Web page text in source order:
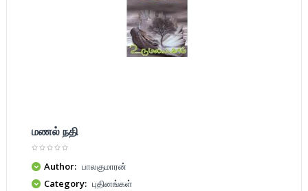
மணல் நதி
Author: பாலகுமாரன்
Category: புதினங்கள்